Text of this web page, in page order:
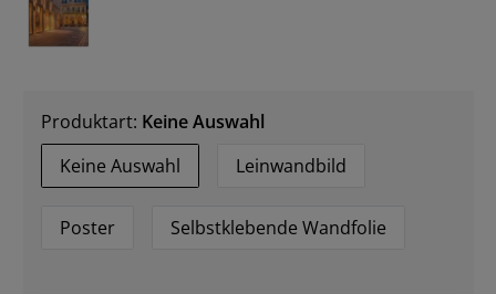
Produktart: Keine Auswahl
Keine Auswahl
Leinwandbild
Poster Selbstklebende Wandfolie